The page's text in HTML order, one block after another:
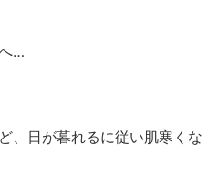
…
、日が暮れるに従い肌寒くな